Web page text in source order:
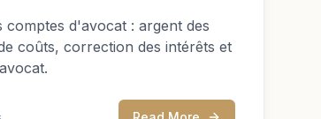
comptes d'avocat : argent des
coûts, correction des intérêts et